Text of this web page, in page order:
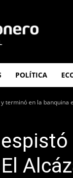
POLÍTICA
terminó en la banquina